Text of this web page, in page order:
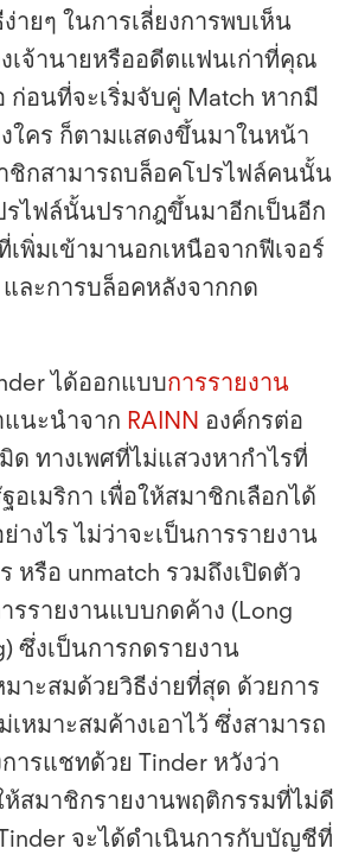
ายๆ ในการเลี่ยงการพบเห็น
เจ้านายหรืออดีตแฟนเก่าที่คุณ
ก่อนที่จะเริ่มจับคู่ Match หากมี
ใคร ก็ตามแสดงขึ้นมาในหน้า
ชิกสามารถบล็อคโปรไฟล์คนนั้น
รไฟล์นั้นปรากฎขึ้นมาอีกเป็นอีก
เพิ่มเข้ามานอกเหนือจากฟีเจอร์
และการบล็อคหลังจากกด
ได้ออกแบบการรายงาน
นะนำจาก RAINN องค์กรต่อ
ด ทางเพศที่ไม่แสวงหากำไรที่
เมริกา เพื่อให้สมาชิกเลือกได้
างไร ไม่ว่าจะเป็นการรายงาน
หรือ unmatch รวมถึงเปิดตัว
รรายงานแบบกดค้าง (Long
ซึ่งเป็นการกดรายงาน
าะสมด้วยวิธีง่ายที่สุด ด้วยการ
หมาะสมค้างเอาไว้ ซึ่งสามารถ
ารแชทด้วย Tinder หวังว่า
ห้สมาชิกรายงานพฤติกรรมที่ไม่ดี
จะได้ดำเนินการกับบัญชีที่